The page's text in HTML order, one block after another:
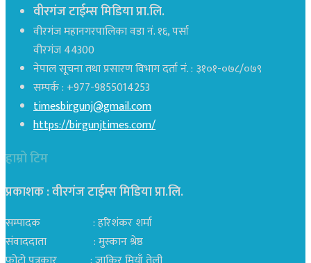
वीरगंज टाईम्स मिडिया प्रा.लि.
वीरगंज महानगरपालिका वडा नं. १६, पर्सा
वीरगंज 44300
नेपाल सूचना तथा प्रसारण विभाग दर्ता नं. : ३१०१-०७८/०७९
सम्पर्क : +977-9855014253
timesbirgunj@gmail.com
https://birgunjtimes.com/
हाम्रो टिम
प्रकाशक : वीरगंज टाईम्स मिडिया प्रा‍.लि.
सम्पादक : हरिशंकर शर्मा
संवाददाता : मुस्कान श्रेष्ठ